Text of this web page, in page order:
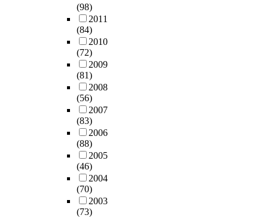
(98)
2011
(84)
2010
(72)
2009
(81)
2008
(56)
2007
(83)
2006
(88)
2005
(46)
2004
(70)
2003
(73)